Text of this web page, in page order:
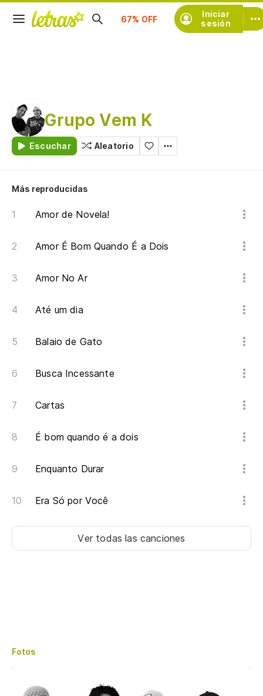
Iniciar
sesión
Suscríbete
Grupo Vem K
Escuchar Aleatorio
Más reproducidas
Amor de Novela!
Amor É Bom Quando É a Dois
Amor No Ar
Até um dia
Balaio de Gato
Busca Incessante
Cartas
É bom quando é a dois
Enquanto Durar
Era Só por Você
Ver todas las canciones
Fotos